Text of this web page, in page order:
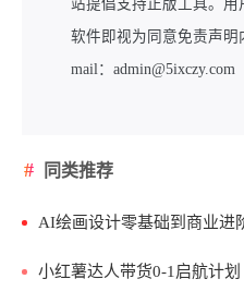
站提倡支持正版工具。
软件即视为同意免责声
mail：admin@5ixczy.com
同类推荐
AI绘画设计零基础到商业进
小红薯达人带货0-1启航计划